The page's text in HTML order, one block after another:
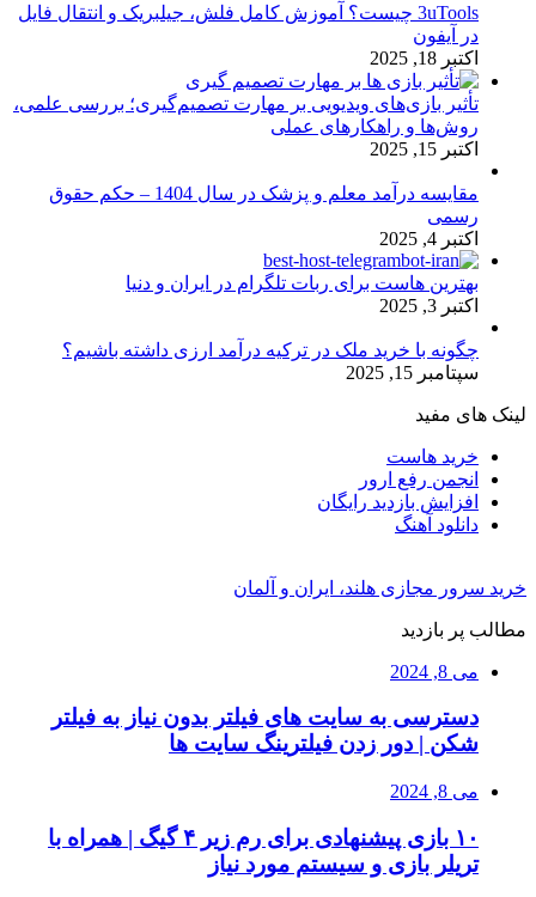
3uTools چیست؟ آموزش کامل فلش، جیلبریک و انتقال فایل
در آیفون
اکتبر 18, 2025
تأثیر بازی‌های ویدیویی بر مهارت تصمیم‌گیری؛ بررسی علمی،
روش‌ها و راهکارهای عملی
اکتبر 15, 2025
مقایسه درآمد معلم و پزشک در سال 1404 – حکم حقوق
رسمی
اکتبر 4, 2025
بهترین هاست برای ربات تلگرام در ایران و دنیا
اکتبر 3, 2025
چگونه با خرید ملک در ترکیه درآمد ارزی داشته باشیم؟
سپتامبر 15, 2025
لینک های مفید
خرید هاست
انجمن رفع ارور
افزایش بازدید رایگان
دانلود آهنگ
خرید سرور مجازی هلند، ایران و آلمان
مطالب پر بازدید
می 8, 2024
دسترسی به سایت های فیلتر بدون نیاز به فیلتر
شکن | دور زدن فیلترینگ سایت ها
می 8, 2024
۱۰ بازی پیشنهادی برای رم زیر ۴ گیگ | همراه با
تریلر بازی و سیستم مورد نیاز